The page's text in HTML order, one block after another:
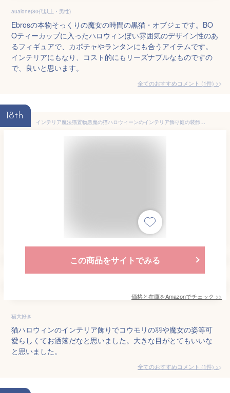
aualone(80代以上・男性)
Ebrosの本物そっくりの魔女の時間の黒猫・オブジェです。BO
Oティーカップに入ったハロウィンぽい雰囲気のデザイン性のあ
るフィギュアで、カボチャやランタンにも合うアイテムです。
インテリアにもなり、コスト的にもリーズナブルなものですの
で、良いと思います。
全てのおすすめコメント (1件) >
18th
インテリア魔法猫置物悪魔の猫ハロウィーンのインテリア飾り庭の装飾黒猫角あるの猫翼あるの猫ハロウィン飾り置物人気置物おしゃれ北欧置物インテリアおしゃれ玄関魔法帽子を付けるの猫黒ヤギハロウィーン飾り飾り物プレゼントギフトおしゃれD
この商品をサイトでみる
価格と在庫をAmazonでチェック >>
猫大好き
猫ハロウィンのインテリア飾りでコウモリの羽や魔女の姿等可
愛らしくてお洒落だなと思いました。大きな目がとてもいいな
と思いました。
全てのおすすめコメント (1件) >